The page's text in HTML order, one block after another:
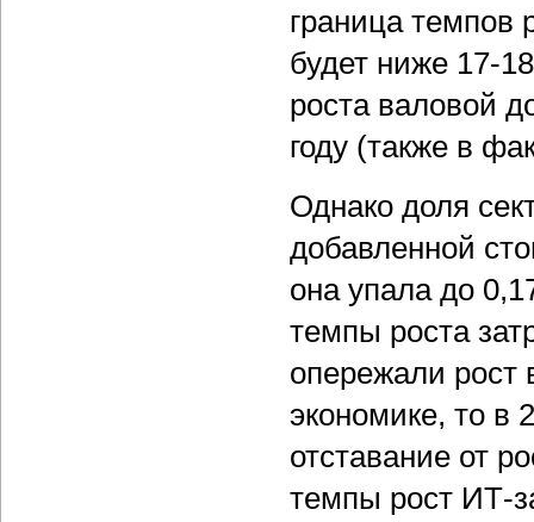
граница темпов
будет ниже 17-
роста валовой
году (также в
Однако доля
добавленной
она упала до
темпы роста
опережали рост
экономике, то в
отставание от
темпы рост ИТ-